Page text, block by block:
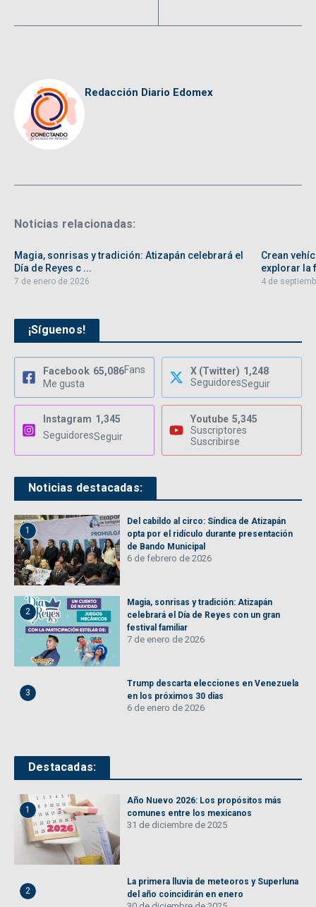
Redacción Diario Edomex
Noticias relacionadas:
Magia, sonrisas y tradición: Atizapán celebrará el
Día de Reyes c ...
7 de enero de 2026
Crean
explorar la
4 de
¡Síguenos!
Facebook 65,086Fans
Me gusta
X (Twitter) 1,248
SeguidoresSeguir
Instagram 1,345
SeguidoresSeguir
Youtube 5,345
Suscriptores
Suscribirse
Noticias destacadas:
1
Del cabildo al circo: Síndica de Atizapán
opta por el ridículo durante presentación
de Bando Municipal
6 de febrero de 2026
2
Magia, sonrisas y tradición: Atizapán
celebrará el Día de Reyes con un gran
festival familiar
7 de enero de 2026
3
Trump descarta elecciones en Venezuela
en los próximos 30 días
6 de enero de 2026
Destacadas:
1
Año Nuevo 2026: Los propósitos más
comunes entre los mexicanos
31 de diciembre de 2025
2
La primera lluvia de meteoros y Superluna
del año coincidirán en enero